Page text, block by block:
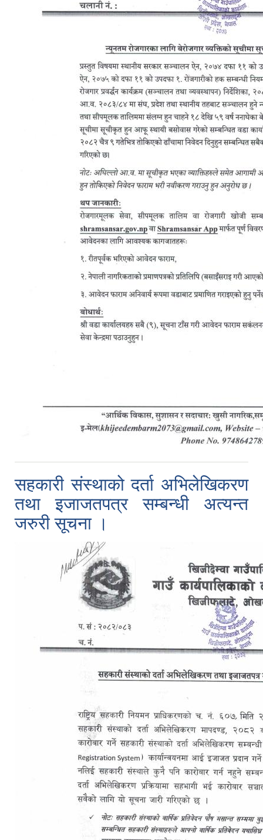
सहकारी संस्थाको दर्ता अभिलेखिकरण
तथा इजाजतपत्र सम्बन्धी अत्यन्त
जरुरी सूचना ।